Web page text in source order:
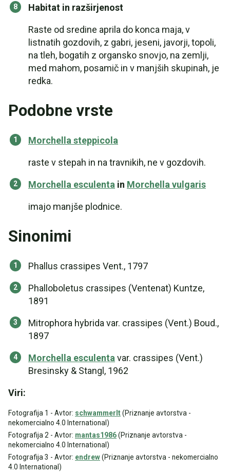
Habitat in razširjenost
Raste od sredine aprila do konca maja, v
listnatih gozdovih, z gabri, jeseni, javorji, topoli,
na tleh, bogatih z organsko snovjo, na zemlji,
med mahom, posamič in v manjših skupinah, je
redka.
Podobne vrste
Morchella steppicola
raste v stepah in na travnikih, ne v gozdovih.
Morchella esculenta in Morchella vulgaris
imajo manjše plodnice.
Sinonimi
Phallus crassipes Vent., 1797
Phalloboletus crassipes (Ventenat) Kuntze,
1891
Mitrophora hybrida var. crassipes (Vent.) Boud.,
1897
Morchella esculenta var. crassipes (Vent.)
Bresinsky & Stangl, 1962
Viri:
Fotografija 1 - Avtor: schwammerlt(Priznanje avtorstva -
nekomercialno 4.0 International)
Fotografija 2 - Avtor: mantas1986(Priznanje avtorstva -
nekomercialno 4.0 International)
Fotografija 3 - Avtor: endrew(Priznanje avtorstva - nekomercialno
4.0 International)